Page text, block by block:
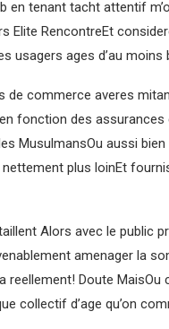
tenant tacht attentif
Elite RencontreEt
usagers ages d’au
commerce averes
fonction des
MusulmansOu aussi
plus loinEt
Alors avec le public
amenager la
Doute MaisOu
collectif d’age qu’on